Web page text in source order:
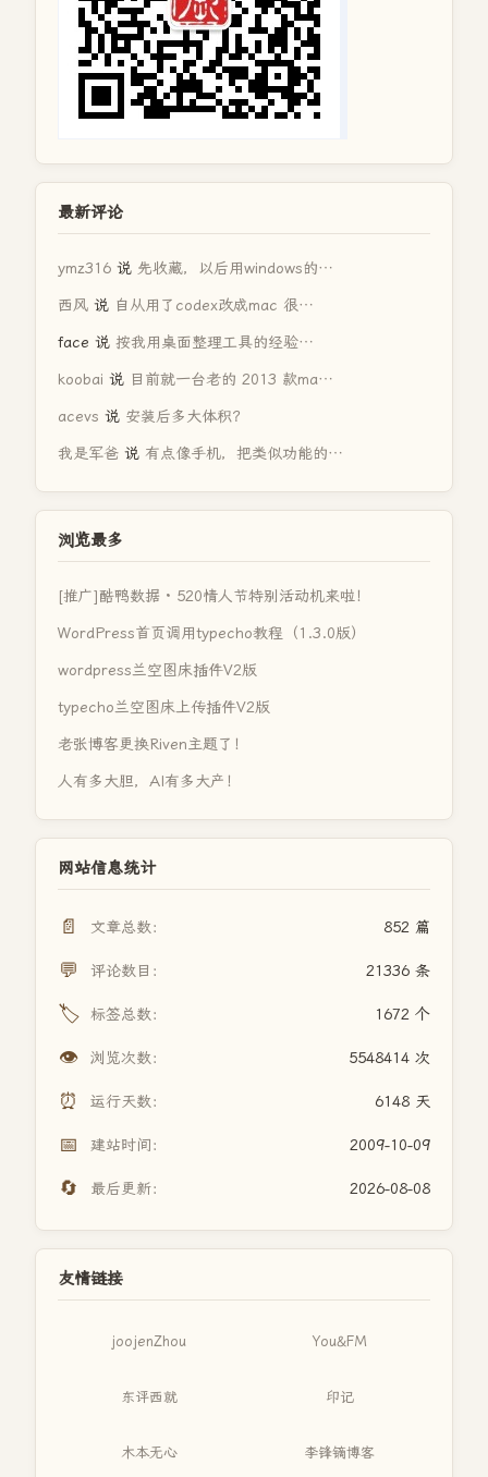
最新评论
ymz316 说 先收藏，以后用windows的…
西风 说 自从用了codex改成mac 很…
face 说 按我用桌面整理工具的经验…
koobai 说 目前就一台老的 2013 款ma…
acevs 说 安装后多大体积？
我是军爸 说 有点像手机，把类似功能的…
浏览最多
[推广]酷鸭数据 · 520情人节特别活动机来啦！
WordPress首页调用typecho教程（1.3.0版）
wordpress兰空图床插件V2版
typecho兰空图床上传插件V2版
老张博客更换Riven主题了！
人有多大胆，AI有多大产！
网站信息统计
📄 文章总数： 852 篇
💬 评论数目： 21336 条
🏷️ 标签总数： 1672 个
👁️ 浏览次数： 5548414 次
⏰ 运行天数： 6148 天
📅 建站时间： 2009-10-09
🔄 最后更新： 2026-08-08
友情链接
joojenZhou You&FM
东评西就 印记
木本无心 李锋镝博客